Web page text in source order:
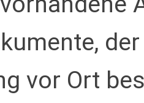
vor Ort